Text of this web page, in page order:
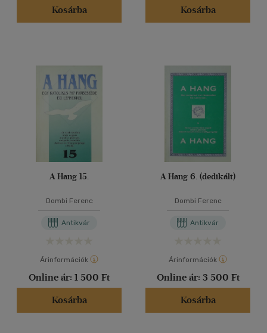
Kosárba
Kosárba
A Hang 15.
Dombi Ferenc
Antikvár
Árinformációk
Online ár: 1 500 Ft
Kosárba
A Hang 6. (dedikált)
Dombi Ferenc
Antikvár
Árinformációk
Online ár: 3 500 Ft
Kosárba